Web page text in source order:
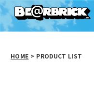
HOME > PRODUCT LIST